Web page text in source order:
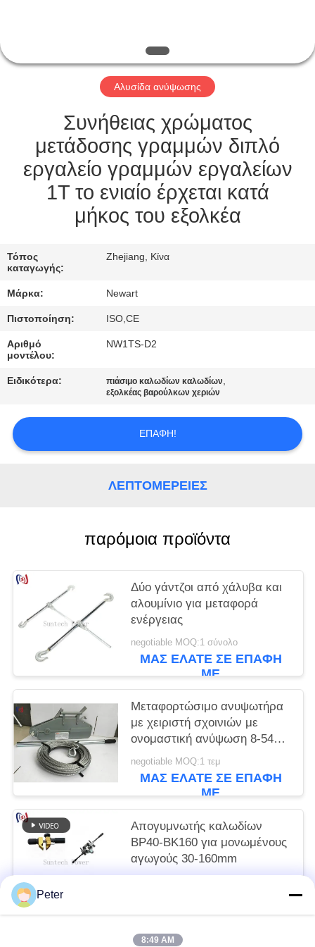
ΕΙΔΉΣΕΙΣ
ΖΗΤΉΣΤΕ
ΜΙΑ
ΠΡΟΣΦΟΡΆ
SITEMAP
ΠΟΛΙΤΙΚΉ
ΑΠΟΡΡΉΤΟΥ
Αλυσίδα ανύψωσης
Συνήθειας χρώματος
μετάδοσης γραμμών διπλό
εργαλείο γραμμών εργαλείων
1T το ενιαίο έρχεται κατά
μήκος του εξολκέα
Τόπος
καταγωγής:
Zhejiang, Κίνα
Μάρκα: Newart
Πιστοποίηση: ISO,CE
Αριθμό
μοντέλου:
NW1TS-D2
Ειδικότερα: πιάσιμο καλωδίων καλωδίων,
εξολκέας βαρούλκων χεριών
ΕΠΑΦΉ!
ΛΕΠΤΟΜΈΡΕΙΕΣ
παρόμοια προϊόντα
Δύο γάντζοι από χάλυβα και
αλουμίνιο για μεταφορά
ενέργειας
negotiable MOQ:1 σύνολο
ΜΑΣ ΕΛΆΤΕ ΣΕ ΕΠΑΦΉ
ΜΕ
Μεταφορτώσιμο ανυψωτήρα
με χειριστή σχοινιών με
ονομαστική ανύψωση 8-54KN
για χειροκίνητη λειτουργία
χωρίς εξωτερική ενέργεια
negotiable MOQ:1 τεμ
ΜΑΣ ΕΛΆΤΕ ΣΕ ΕΠΑΦΉ
ΜΕ
Απογυμνωτής καλωδίων
BP40-BK160 για μονωμένους
αγωγούς 30-160mm
ΜΕ
Peter
8:49 AM